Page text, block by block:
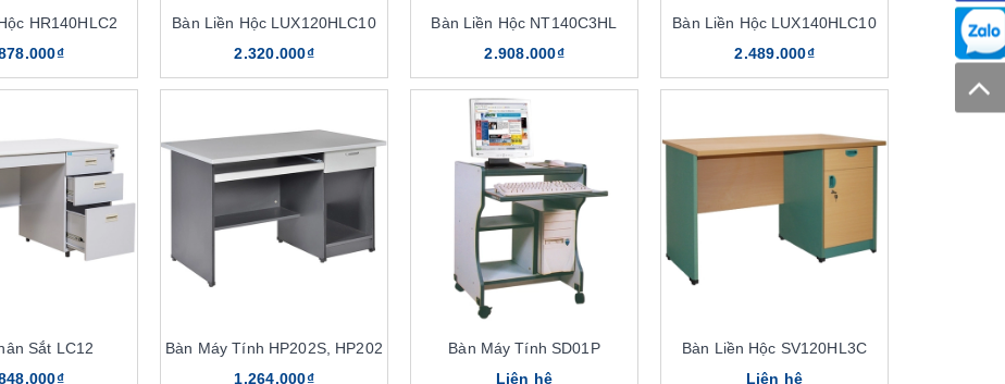
HR140HLC2
Bàn Liền Hộc LUX120HLC10
2.320.000₫
Bàn Liền Hộc NT140C3HL
2.908.000₫
Bàn Liền Hộc LUX140HLC10
2.489.000₫
Sắt LC12
Bàn Máy Tính HP202S, HP202
1.264.000₫
Bàn Máy Tính SD01P
Liên hệ
Bàn Liền Hộc SV120HL3C
Liên hệ